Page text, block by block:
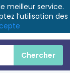
meilleur service.
l’utilisation des